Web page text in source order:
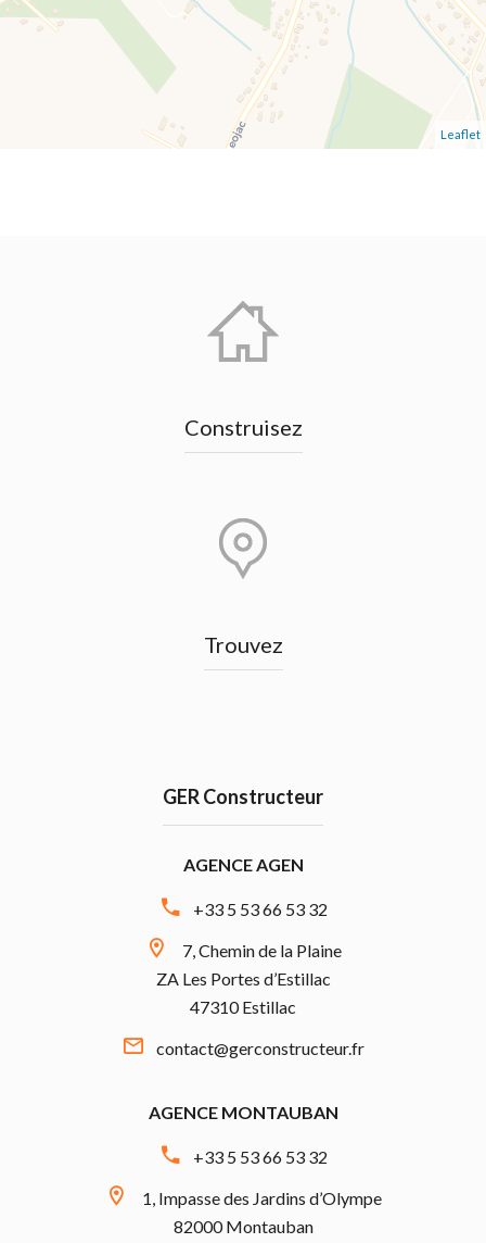
Leaflet
Construisez
Trouvez
GER Constructeur
AGENCE AGEN
+33 5 53 66 53 32
7, Chemin de la Plaine
ZA Les Portes d’Estillac
47310 Estillac
contact@gerconstructeur.fr
AGENCE MONTAUBAN
+33 5 53 66 53 32
1, Impasse des Jardins d’Olympe
82000 Montauban